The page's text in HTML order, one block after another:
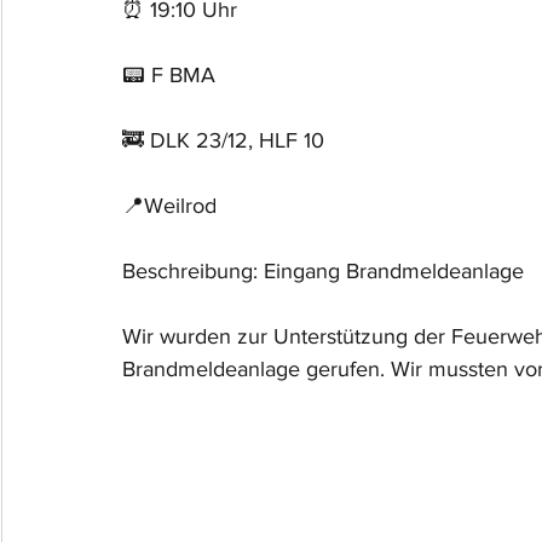
⏰ 19:10 Uhr
📟 F BMA
🚒 DLK 23/12, HLF 10
📍Weilrod
Beschreibung: Eingang Brandmeldeanlage
Wir wurden zur Unterstützung der
Brandmeldeanlage gerufen. Wir mussten